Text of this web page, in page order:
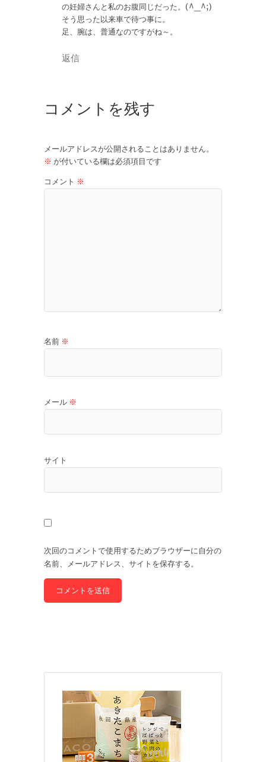
の妊婦さんと私のお腹同じだった。(^_^;)
そう思った以来車で待つ事に。
足、腕は、普通なのですがね～。
返信
コメントを残す
メールアドレスが公開されることはありません。
※ が付いている欄は必須項目です
コメント ※
名前 ※
メール ※
サイト
次回のコメントで使用するためブラウザーに自分の
名前、メールアドレス、サイトを保存する。